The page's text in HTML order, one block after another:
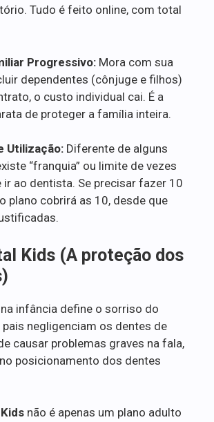
Tudo é feito online, com total
Progressivo: Mora com sua
dependentes (cônjuge e filhos)
o custo individual cai. É a
de proteger a família inteira.
Utilização: Diferente de alguns
“franquia” ou limite de vezes
ir ao dentista. Se precisar fazer 10
plano cobrirá as 10, desde que
Kids (A proteção dos
infância define o sorriso do
negligenciam os dentes de
causar problemas graves na fala,
posicionamento dos dentes
não é apenas um plano adulto